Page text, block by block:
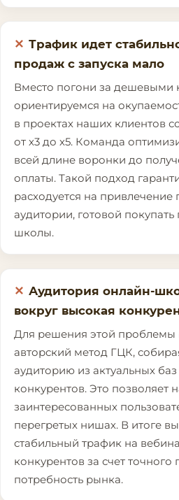
Трафик идет
продаж с запуска мало
Вместо погони за дешевыми
ориентируемся на
в проектах наших клиентов
от х3 до х5. Команда
всей длине воронки до
оплаты. Такой подход
расходуется на
аудитории, готовой
школы.
Аудитория онлайн-
вокруг высокая
Для решения этой проблемы
авторский метод ГЦК,
аудиторию из актуальных
конкурентов. Это позволяет
заинтересованных
перегретых нишах. В итоге
стабильный трафик на
конкурентов за счет точного
потребность рынка.